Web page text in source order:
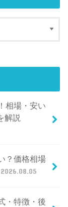
相場・安い
解説
？価格相場
2026.08.05
・特徴・後